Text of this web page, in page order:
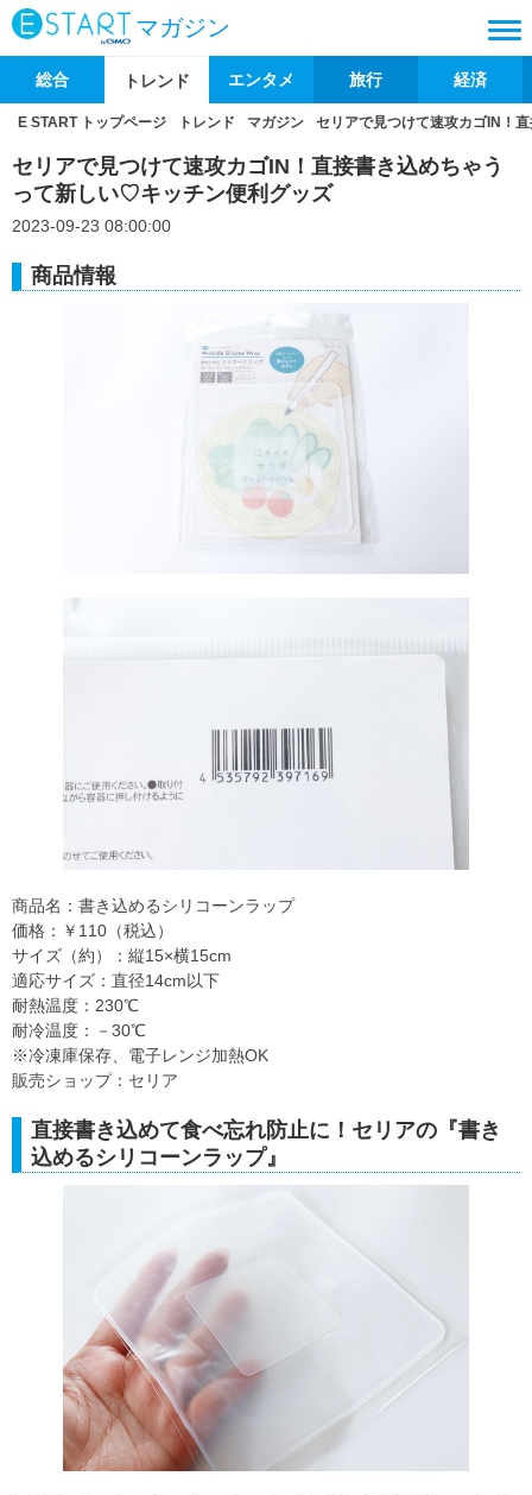
マガジン
総合 トレンド エンタメ 旅行 経済
E START トップページ トレンド マガジン セリアで見つけて速攻カゴIN！
セリアで見つけて速攻カゴIN！直接書き込めちゃう
って新しい♡キッチン便利グッズ
2023-09-23 08:00:00
商品情報
商品名：書き込めるシリコーンラップ
価格：￥110（税込）
サイズ（約）：縦15×横15cm
適応サイズ：直径14cm以下
耐熱温度：230℃
耐冷温度：－30℃
※冷凍庫保存、電子レンジ加熱OK
販売ショップ：セリア
直接書き込めて食べ忘れ防止に！セリアの『書き
込めるシリコーンラップ』